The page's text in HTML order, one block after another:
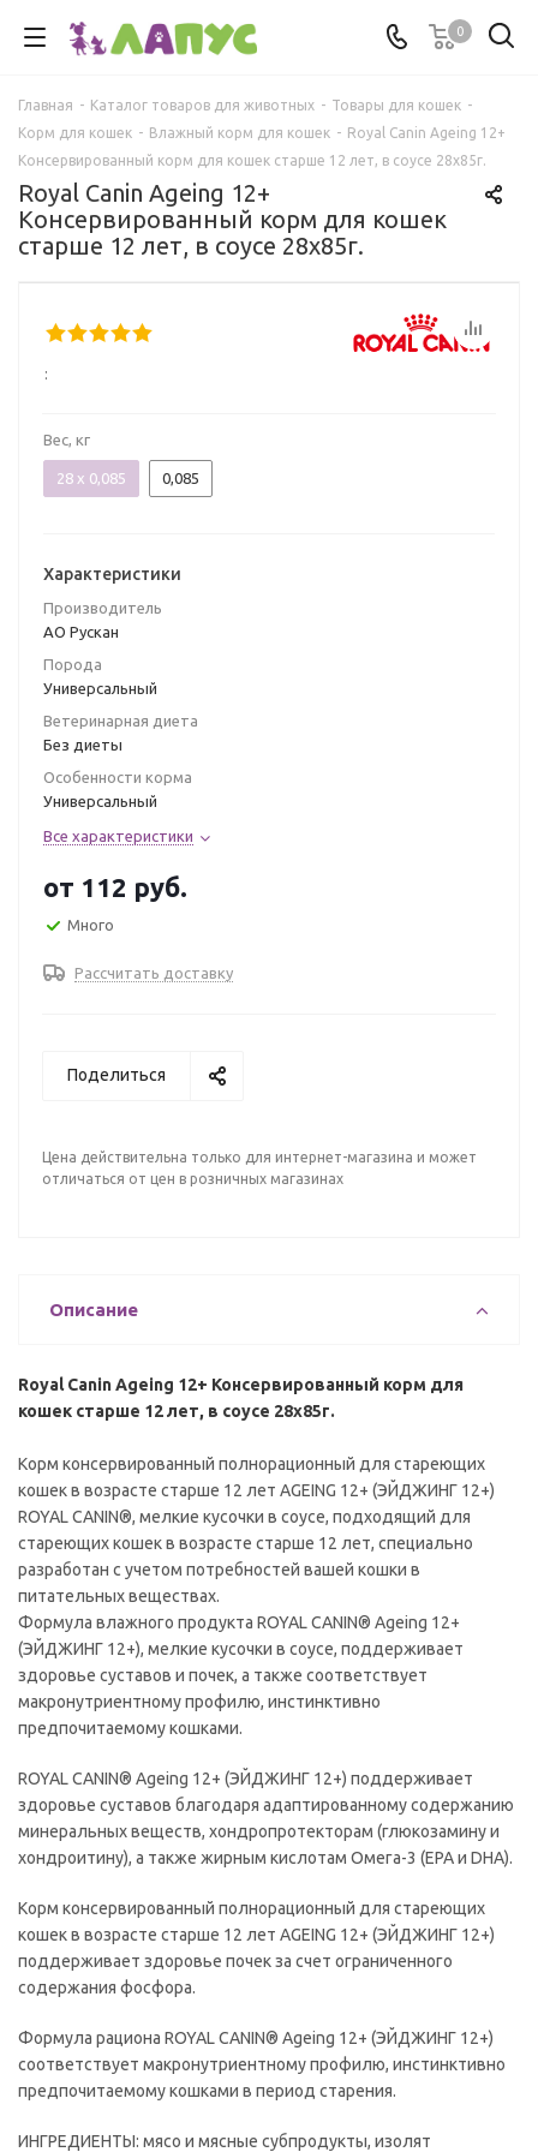
0
Главная - Каталог товаров для животных - Товары для кошек -
Корм для кошек - Влажный корм для кошек - Royal Canin Ageing 12+
Консервированный корм для кошек старше 12 лет, в соусе 28x85г.
Royal Canin Ageing 12+
Консервированный корм для кошек
старше 12 лет, в соусе 28x85г.
:
Вес, кг
28 x 0,085 0,085
Характеристики
Производитель
АО Рускан
Порода
Универсальный
Ветеринарная диета
Без диеты
Особенности корма
Универсальный
Все характеристики
от 112 руб.
Много
Рассчитать доставку
Поделиться
Цена действительна только для интернет-магазина и может
отличаться от цен в розничных магазинах
Описание
Royal Canin Ageing 12+ Консервированный корм для
кошек старше 12 лет, в соусе 28x85г.
Корм консервированный полнорационный для стареющих
кошек в возрасте старше 12 лет AGEING 12+ (ЭЙДЖИНГ 12+)
ROYAL CANIN®, мелкие кусочки в соусе, подходящий для
стареющих кошек в возрасте старше 12 лет, специально
разработан с учетом потребностей вашей кошки в
питательных веществах.
Формула влажного продукта ROYAL CANIN® Ageing 12+
(ЭЙДЖИНГ 12+), мелкие кусочки в соусе, поддерживает
здоровье суставов и почек, а также соответствует
макронутриентному профилю, инстинктивно
предпочитаемому кошками.
ROYAL CANIN® Ageing 12+ (ЭЙДЖИНГ 12+) поддерживает
здоровье суставов благодаря адаптированному содержанию
минеральных веществ, хондропротекторам (глюкозамину и
хондроитину), а также жирным кислотам Омега-3 (EPA и DHA).
Корм консервированный полнорационный для стареющих
кошек в возрасте старше 12 лет AGEING 12+ (ЭЙДЖИНГ 12+)
поддерживает здоровье почек за счет ограниченного
содержания фосфора.
Формула рациона ROYAL CANIN® Ageing 12+ (ЭЙДЖИНГ 12+)
соответствует макронутриентному профилю, инстинктивно
предпочитаемому кошками в период старения.
ИНГРЕДИЕНТЫ: мясо и мясные субпродукты, изолят